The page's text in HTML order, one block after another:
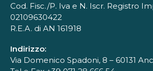
Cod. Fisc./P. Iva e N. Iscr. Registro
02109630422
R.E.A. di AN 161918
Indirizzo:
Via Domenico Spadoni, 8 – 60131